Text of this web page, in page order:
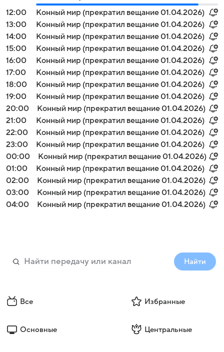
12:00
Конный мир (прекратил вещание 01.04.2026)
13:00
Конный мир (прекратил вещание 01.04.2026)
14:00
Конный мир (прекратил вещание 01.04.2026)
15:00
Конный мир (прекратил вещание 01.04.2026)
16:00
Конный мир (прекратил вещание 01.04.2026)
17:00
Конный мир (прекратил вещание 01.04.2026)
18:00
Конный мир (прекратил вещание 01.04.2026)
19:00
Конный мир (прекратил вещание 01.04.2026)
20:00
Конный мир (прекратил вещание 01.04.2026)
21:00
Конный мир (прекратил вещание 01.04.2026)
22:00
Конный мир (прекратил вещание 01.04.2026)
23:00
Конный мир (прекратил вещание 01.04.2026)
00:00
Конный мир (прекратил вещание 01.04.2026)
01:00
Конный мир (прекратил вещание 01.04.2026)
02:00
Конный мир (прекратил вещание 01.04.2026)
03:00
Конный мир (прекратил вещание 01.04.2026)
04:00
Конный мир (прекратил вещание 01.04.2026)
Найти
Все Избранные
Основные Центральные